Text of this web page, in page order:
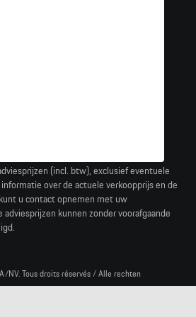
(incl. btw), exclusief eventuele
over de actuele verkoopprijs en de
u contact opnemen met uw
kunnen zonder voorafgaande
NV. Tous droits réservés / Alle rechten